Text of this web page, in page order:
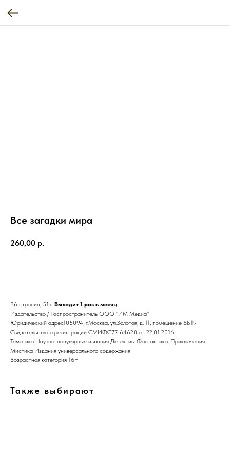
Все загадки мира
260,00 р.
36 страниц, 51 г. Выходит 1 раз в месяц
Издательство / Распространитель ООО "ИМ Медиа"
Юридический адрес105094, г.Москва, ул.Золотая, д. 11, помещение 6Б19
Свидетельство о регистрации СМИФС77-64628 от 22.01.2016
Тематика Научно-популярные издания Детектив. Фантастика. Приключения.
Мистика Издания универсального содержания
Возрастная категория 16+
Также выбирают